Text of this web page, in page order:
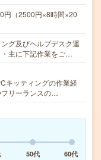
（2500円×8時間×20
グ及びヘルプデスク運
主に下記作業をご…
キッティングの作業経
フリーランスの…
50代
60代